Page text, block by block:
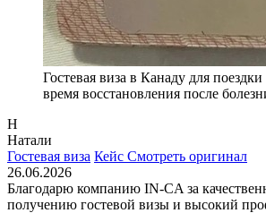
Гостевая виза в Канаду для
время восстановления после
Н
Натали
Гостевая виза Кейс Смотреть оригинал
26.06.2026
Благодарю компанию IN-CA за
получению гостевой визы и высокий